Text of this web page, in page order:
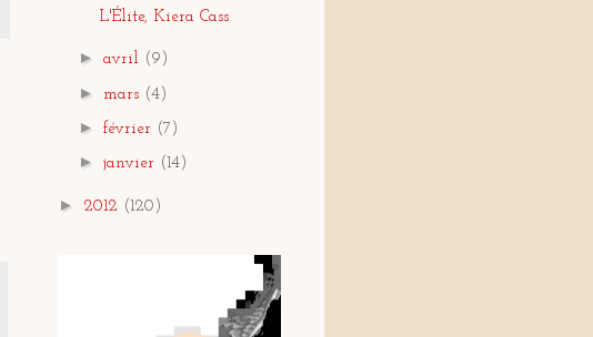
L'Élite, Kiera Cass
► avril (9)
► mars (4)
► février (7)
► janvier (14)
► 2012 (120)